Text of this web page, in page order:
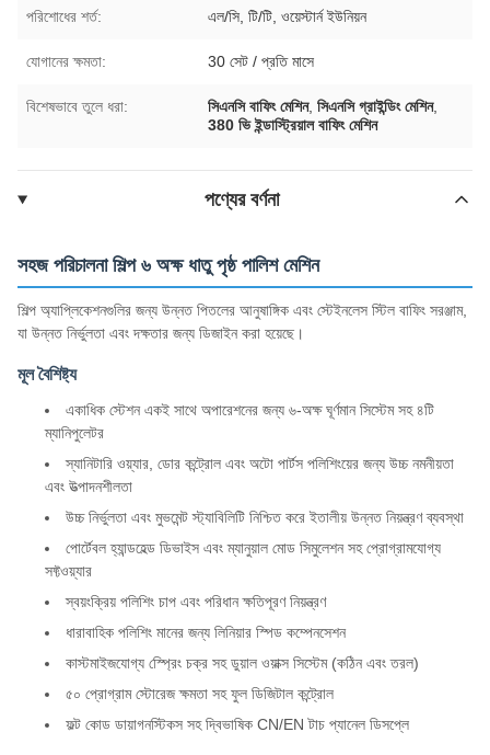
পরিশোধের শর্ত: এল/সি, টি/টি, ওয়েস্টার্ন ইউনিয়ন
যোগানের ক্ষমতা: 30 সেট / প্রতি মাসে
বিশেষভাবে তুলে ধরা: সিএনসি বাফিং মেশিন,সিএনসি গ্রাইন্ডিং মেশিন,
380 ভি ইন্ডাস্ট্রিয়াল বাফিং মেশিন
পণ্যের বর্ণনা
সহজ পরিচালনা শিল্প ৬ অক্ষ ধাতু পৃষ্ঠ পালিশ মেশিন
শিল্প অ্যাপ্লিকেশনগুলির জন্য উন্নত পিতলের আনুষাঙ্গিক এবং স্টেইনলেস স্টিল বাফিং সরঞ্জাম,
যা উন্নত নির্ভুলতা এবং দক্ষতার জন্য ডিজাইন করা হয়েছে।
মূল বৈশিষ্ট্য
একাধিক স্টেশন একই সাথে অপারেশনের জন্য ৬-অক্ষ ঘূর্ণমান সিস্টেম সহ ৪টি
ম্যানিপুলেটর
স্যানিটারি ওয়্যার, ডোর কন্ট্রোল এবং অটো পার্টস পলিশিংয়ের জন্য উচ্চ নমনীয়তা
এবং উত্পাদনশীলতা
উচ্চ নির্ভুলতা এবং মুভমেন্ট স্ট্যাবিলিটি নিশ্চিত করে ইতালীয় উন্নত নিয়ন্ত্রণ ব্যবস্থা
পোর্টেবল হ্যান্ডহেল্ড ডিভাইস এবং ম্যানুয়াল মোড সিমুলেশন সহ প্রোগ্রামযোগ্য
সফ্টওয়্যার
স্বয়ংক্রিয় পলিশিং চাপ এবং পরিধান ক্ষতিপূরণ নিয়ন্ত্রণ
ধারাবাহিক পলিশিং মানের জন্য লিনিয়ার স্পিড কম্পেনসেশন
কাস্টমাইজযোগ্য স্প্রেিং চক্র সহ ডুয়াল ওয়াক্স সিস্টেম (কঠিন এবং তরল)
৫০ প্রোগ্রাম স্টোরেজ ক্ষমতা সহ ফুল ডিজিটাল কন্ট্রোল
ফল্ট কোড ডায়াগনস্টিকস সহ দ্বিভাষিক CN/EN টাচ প্যানেল ডিসপ্লে